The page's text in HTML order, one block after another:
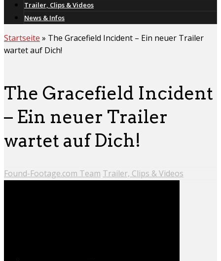
Trailer, Clips & Videos
News & Infos
Startseite » The Gracefield Incident – Ein neuer Trailer
wartet auf Dich!
The Gracefield Incident
– Ein neuer Trailer
wartet auf Dich!
Found-Footage.com Team Trailer, Clips & Videos